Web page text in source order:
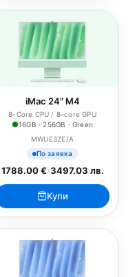
iMac 24" M4
8-Core CPU / 8-core GPU
16GB · 256GB · Green
MWUE3ZE/A
По заявка
1788.00 €/3497.03 лв.
Купи